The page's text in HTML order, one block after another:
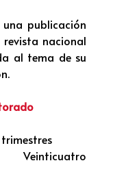
publicación
nacional
al tema de su
Veinticuatro